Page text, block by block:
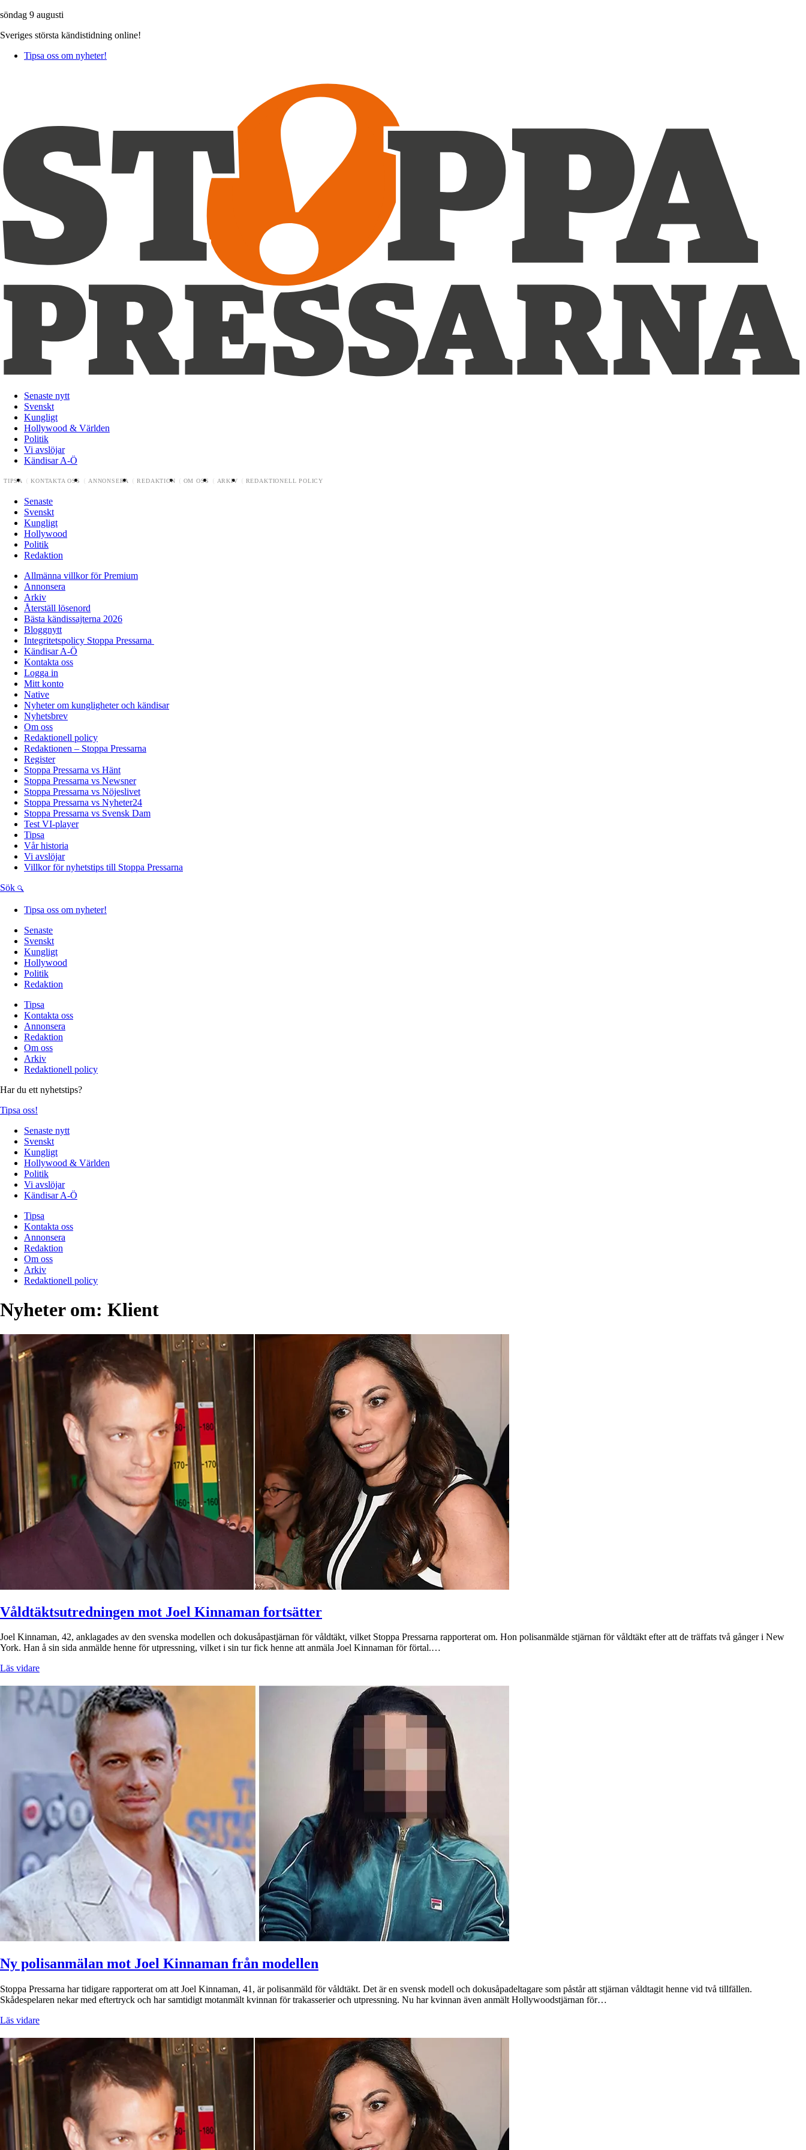
söndag 9 augusti
Sveriges största kändistidning online!
Tipsa oss om nyheter!
Senaste nytt
Svenskt
Kungligt
Hollywood & Världen
Politik
Vi avslöjar
Kändisar A-Ö
TIPSA KONTAKTA OSS ANNONSERA REDAKTION OM OSS ARKIV REDAKTIONELL POLICY
Senaste
Svenskt
Kungligt
Hollywood
Politik
Redaktion
Allmänna villkor för Premium
Annonsera
Arkiv
Återställ lösenord
Bästa kändissajterna 2026
Bloggnytt
Integritetspolicy Stoppa Pressarna
Kändisar A-Ö
Kontakta oss
Logga in
Mitt konto
Native
Nyheter om kungligheter och kändisar
Nyhetsbrev
Om oss
Redaktionell policy
Redaktionen – Stoppa Pressarna
Register
Stoppa Pressarna vs Hänt
Stoppa Pressarna vs Newsner
Stoppa Pressarna vs Nöjeslivet
Stoppa Pressarna vs Nyheter24
Stoppa Pressarna vs Svensk Dam
Test VI-player
Tipsa
Vår historia
Vi avslöjar
Villkor för nyhetstips till Stoppa Pressarna
Sök
Tipsa oss om nyheter!
Senaste
Svenskt
Kungligt
Hollywood
Politik
Redaktion
Tipsa
Kontakta oss
Annonsera
Redaktion
Om oss
Arkiv
Redaktionell policy
Har du ett nyhetstips?
Tipsa oss!
Senaste nytt
Svenskt
Kungligt
Hollywood & Världen
Politik
Vi avslöjar
Kändisar A-Ö
Tipsa
Kontakta oss
Annonsera
Redaktion
Om oss
Arkiv
Redaktionell policy
Nyheter om: Klient
Våldtäktsutredningen mot Joel Kinnaman fortsätter
Joel Kinnaman, 42, anklagades av den svenska modellen och dokusåpastjärnan för våldtäkt, vilket Stoppa Pressarna rapporterat om. Hon polisanmälde stjärnan för våldtäkt efter att de träffats två gånger i New
York. Han å sin sida anmälde henne för utpressning, vilket i sin tur fick henne att anmäla Joel Kinnaman för förtal.…
Läs vidare
Ny polisanmälan mot Joel Kinnaman från modellen
Stoppa Pressarna har tidigare rapporterat om att Joel Kinnaman, 41, är polisanmäld för våldtäkt. Det är en svensk modell och dokusåpadeltagare som påstår att stjärnan våldtagit henne vid två tillfällen.
Skådespelaren nekar med eftertryck och har samtidigt motanmält kvinnan för trakasserier och utpressning. Nu har kvinnan även anmält Hollywoodstjärnan för…
Läs vidare